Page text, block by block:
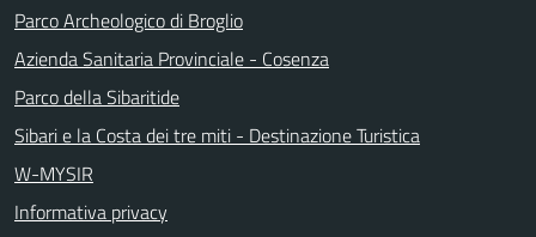
Parco Archeologico di Broglio
Azienda Sanitaria Provinciale - Cosenza
Parco della Sibaritide
Sibari e la Costa dei tre miti - Destinazione Turistica
W-MYSIR
Informativa privacy